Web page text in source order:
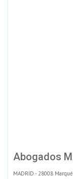
Abogados
MADRID - 28008